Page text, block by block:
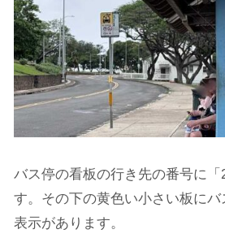
バス停の看板の行き先の番号に「
す。その下の黄色い小さい板に
表示があります。